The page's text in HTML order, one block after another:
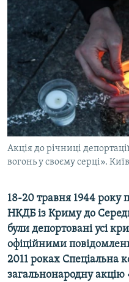
ДЕПОРТАЦІЯ
ВІДЕОУРОКИ «ELIFBE»
СВІДЧЕННЯ ОКУПАЦІЇ
УКРАЇНСЬКА ПРОБЛЕМА
ІНФОГРАФІКА
ЯК ОБІЙТИ БЛОКУВАННЯ
Русский
Qırımtatar
ДОЛУЧАЙСЯ!
Усі сайти RFE/RL
Акція до річниці
вогонь у своєму серці».
18-20 травня 1944 року
НКДБ із Криму до
були депортовані усі
офіційними
2011 роках Спеціальна
загальнонародну